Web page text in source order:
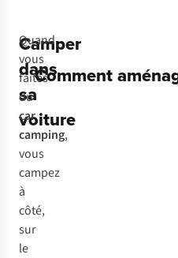
Camper
dans
sa
voiture
Quand
vous
faites
du
car
camping,
vous
campez
à
côté,
sur
le
Comment